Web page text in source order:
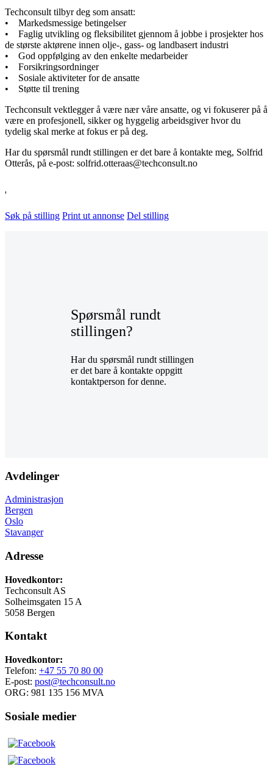
Techconsult tilbyr deg som ansatt:
• Markedsmessige betingelser
• Faglig utvikling og fleksibilitet gjennom å jobbe i prosjekter hos
de største aktørene innen olje-, gass- og landbasert industri
• God oppfølging av den enkelte medarbeider
• Forsikringsordninger
• Sosiale aktiviteter for de ansatte
• Støtte til trening
Techconsult vektlegger å være nær våre ansatte, og vi fokuserer på å
være en profesjonell, sikker og hyggelig arbeidsgiver hvor du
tydelig skal merke at fokus er på deg.
Har du spørsmål rundt stillingen er det bare å kontakte meg, Solfrid
Otterås, på e-post: solfrid.otteraas@techconsult.no
'
Søk på stilling Print ut annonse Del stilling
Spørsmål rundt
stillingen?
Har du spørsmål rundt stillingen
er det bare å kontakte oppgitt
kontaktperson for denne.
Avdelinger
Administrasjon
Bergen
Oslo
Stavanger
Adresse
Hovedkontor:
Techconsult AS
Solheimsgaten 15 A
5058 Bergen
Kontakt
Hovedkontor:
Telefon: +47 55 70 80 00
E-post: post@techconsult.no
ORG: 981 135 156 MVA
Sosiale medier